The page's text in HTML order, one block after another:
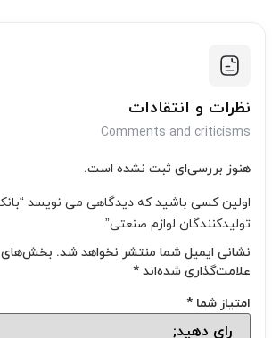
نظرات و انتقادات
Comments and criticisms
هنوز بررسی‌ای ثبت نشده است.
اولین کسی باشید که دیدگاهی می نویسد “بانک
تولیدکنندگان لوازم صنعتی”
نشانی ایمیل شما منتشر نخواهد شد. بخش‌های
علامت‌گذاری شده‌اند*
امتیاز شما*